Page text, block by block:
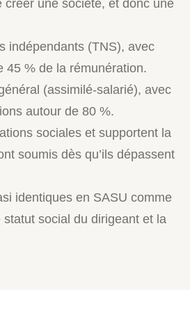
créer une société, et donc une
indépendants (TNS), avec
45 % de la rémunération.
(assimilé-salarié), avec
autour de 80 %.
sociales et supportent la
soumis dès qu’ils dépassent
identiques en SASU comme
social du dirigeant et la